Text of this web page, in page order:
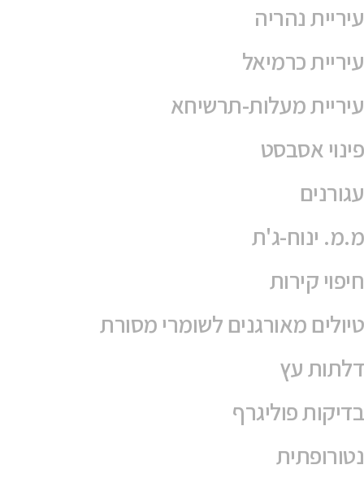
עיריית נהריה
עיריית כרמיאל
עיריית מעלות-תרשיחא
פינוי אסבסט
עגורנים
מ.מ. ינוח-ג'ת
חיפוי קירות
טיולים מאורגנים לשומרי מסורת
דלתות עץ
בדיקות פוליגרף
נטורופתית